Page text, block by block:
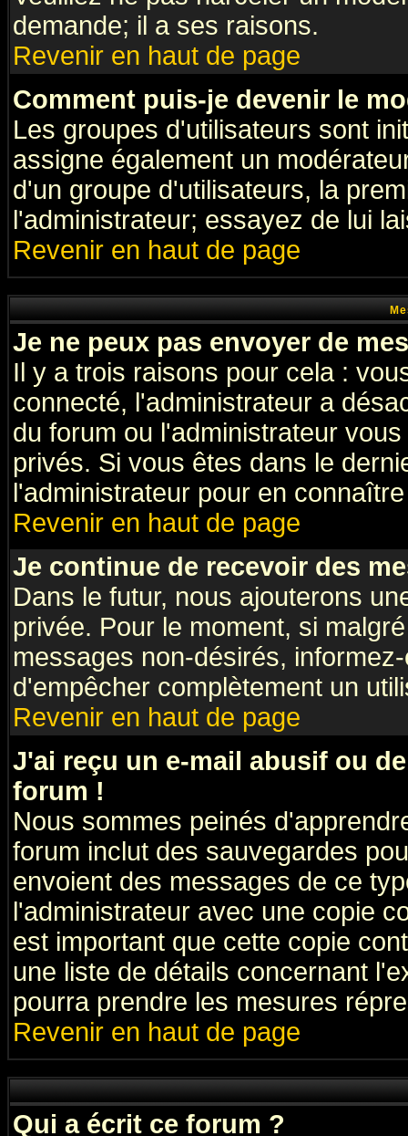
demande; il a ses raisons.
Revenir en haut de page
Comment puis-je devenir le
Les groupes d'utilisateurs sont
assigne également un
d'un groupe d'utilisateurs, la
l'administrateur; essayez de lui
Revenir en haut de page
Je ne peux pas envoyer de
Il y a trois raisons pour cela :
connecté, l'administrateur a
du forum ou l'administrateur
privés. Si vous êtes dans le
l'administrateur pour en
Revenir en haut de page
Je continue de recevoir des
Dans le futur, nous ajouterons
privée. Pour le moment, si
messages non-désirés,
d'empêcher complètement un
Revenir en haut de page
J'ai reçu un e-mail abusif ou
forum !
Nous sommes peinés
forum inclut des sauvegardes
envoient des messages de ce
l'administrateur avec une copie
est important que cette copie
une liste de détails concernant
pourra prendre les mesures
Revenir en haut de page
Qui a écrit ce forum ?